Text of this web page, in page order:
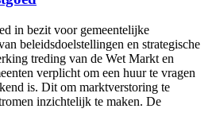
in bezit voor gemeentelijke
beleidsdoelstellingen en strategische
treding van de Wet Markt en
verplicht om een huur te vragen
is. Dit om marktverstoring te
inzichtelijk te maken. De